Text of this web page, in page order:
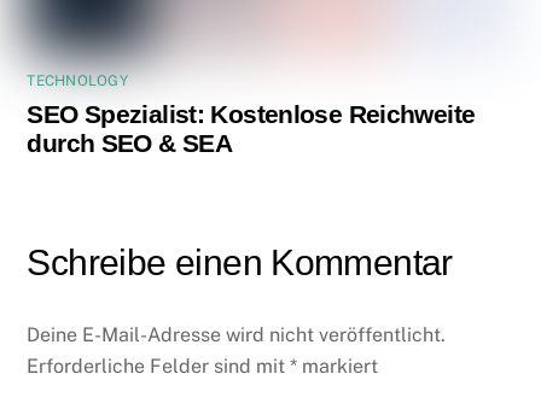
TECHNOLOGY
SEO Spezialist: Kostenlose Reichweite
durch SEO & SEA
Schreibe einen Kommentar
Deine E-Mail-Adresse wird nicht veröffentlicht.
Erforderliche Felder sind mit* markiert